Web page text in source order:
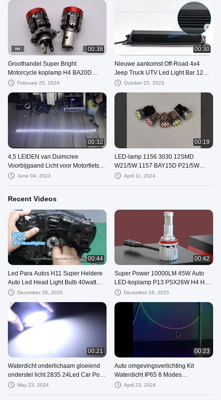
00:38
Groothandel Super Bright
Motorcycle koplamp H4 BA20D
geleid laag/hoog licht engel oog
February 25, 2024
00:30
Nieuwe aankomst Off-Road 4x4
Jeep Truck UTV Led Light Bar 12V
24V Car Driving Beam LED Light
October 25, 2023
00:32
4,5 LEIDEN van Duimcree
Voorbijgaand Licht voor Motorfietsen
Hulp30w Witte 6500K
June 04, 2023
00:19
LED-lamp 1156 3030 12SMD
W21/5W 1157 BAY15D P21/5W
LED-draailicht Auto back-up
April 11, 2024
Recent Videos
00:44
Led Para Autos H11 Super Heldere
Auto Led Head Light Bulb 40watt
4000lm 9005 9006 H7 Led Canbus
December 29, 2025
00:42
Super Power 10000LM 45W Auto
LED-koplamp P13 PSX26W H4 H7
H11 met 360 ° rond koperen
December 16, 2025
00:21
Waterdicht onderlichaam gloeiend
onderstel licht 2835 24Led Car Pod
Light Single Color Pure White Blue
May 23, 2024
00:23
Auto omgevingsverlichting Kit
Waterdicht IP65 8 Modes
Afstandsbediening LED-lampen
April 23, 2024